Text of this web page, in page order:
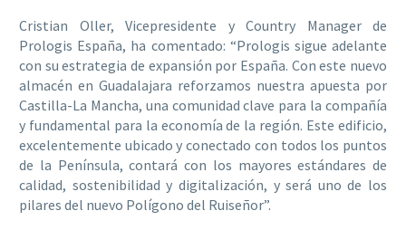
Cristian Oller, Vicepresidente y Country Manager de
Prologis España, ha comentado: “Prologis sigue adelante
con su estrategia de expansión por España. Con este nuevo
almacén en Guadalajara reforzamos nuestra apuesta por
Castilla-La Mancha, una comunidad clave para la compañía
y fundamental para la economía de la región. Este edificio,
excelentemente ubicado y conectado con todos los puntos
de la Península, contará con los mayores estándares de
calidad, sostenibilidad y digitalización, y será uno de los
pilares del nuevo Polígono del Ruiseñor”.